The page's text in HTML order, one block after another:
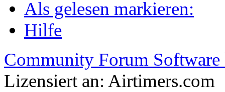
Als gelesen markieren:
Hilfe
Community Forum Software
Lizensiert an: Airtimers.com